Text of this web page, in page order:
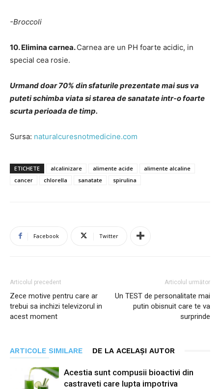
-Broccoli
10. Elimina carnea.Carnea are un PH foarte acidic, in
special cea rosie.
Urmand doar 70% din sfaturile prezentate mai sus va
puteti schimba viata si starea de sanatate intr-o foarte
scurta perioada de timp.
Sursa: naturalcuresnotmedicine.com
ETICHETE alcalinizare alimente acide
alimente alcaline
cancer
chlorella sanatate spirulina
Facebook Twitter
Articolul precedent
Zece motive pentru care ar
trebui sa inchizi televizorul in
acest moment
Articolul următor
Un TEST de personalitate mai
putin obisnuit care te va
surprinde
ARTICOLE SIMILARE DE LA ACELAȘI AUTOR
Acestia sunt compusii bioactivi din
castraveti care lupta impotriva